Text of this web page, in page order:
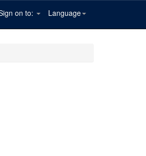
Language
on to: